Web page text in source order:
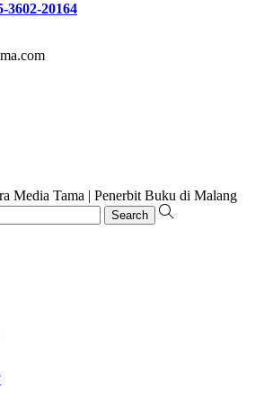
3602-20164
Media Tama | Penerbit Buku di Malang